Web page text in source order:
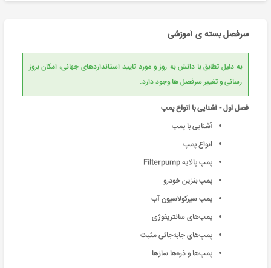
سرفصل بسته ی آموزشی
به دلیل تطابق با دانش به روز و مورد تایید استانداردهای جهانی، امکان بروز
رسانی و تغییر سرفصل ها وجود دارد.
فصل اول - آشنایی با انواع پمپ
آشنایی با پمپ
انواع پمپ
پمپ پالایه Filterpump
پمپ بنزین خودرو
پمپ سیرکولاسیون آب
پمپ‌های سانتریفوژی
پمپ‌های جابه‌جائی مثبت
پمپ‌ها و ذره‌ها سازها